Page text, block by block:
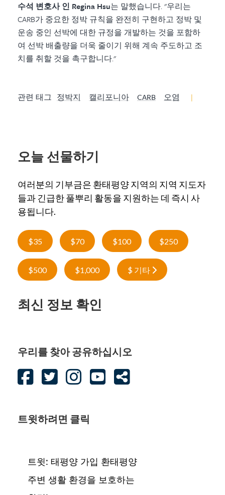
수석 변호사 인 Regina Hsu는 말했습니다. "우리는
CARB가 중요한 정박 규칙을 완전히 구현하고 정박 및
운송 중인 선박에 대한 규정을 개발하는 것을 포함하
여 선박 배출량을 더욱 줄이기 위해 계속 주도하고 조
치를 취할 것을 촉구합니다."
관련 태그 정박지 캘리포니아 CARB 오염 |
오늘 선물하기
여러분의 기부금은 환태평양 지역의 지역 지도자
들과 긴급한 풀뿌리 활동을 지원하는 데 즉시 사
용됩니다.
$35 $70 $100 $250
$500 $1,000 $ 기타
최신 정보 확인
우리를 찾아 공유하십시오
트윗하려면 클릭
트윗: 태평양 가입 환태평양
주변 생활 환경을 보호하는